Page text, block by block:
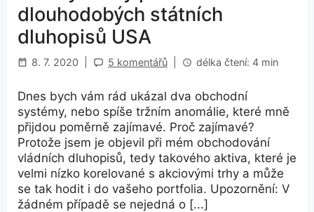
dlouhodobých státních
dluhopisů USA
8. 7. 2020 5 komentářů délka čtení: 4 min
Dnes bych vám rád ukázal dva obchodní
systémy, nebo spíše tržním anomálie, které mně
přijdou poměrně zajímavé. Proč zajímavé?
Protože jsem je objevil při mém obchodování
vládních dluhopisů, tedy takového aktiva, které je
velmi nízko korelované s akciovými trhy a může
se tak hodit i do vašeho portfolia. Upozornění: V
žádném případě se nejedná o [...]